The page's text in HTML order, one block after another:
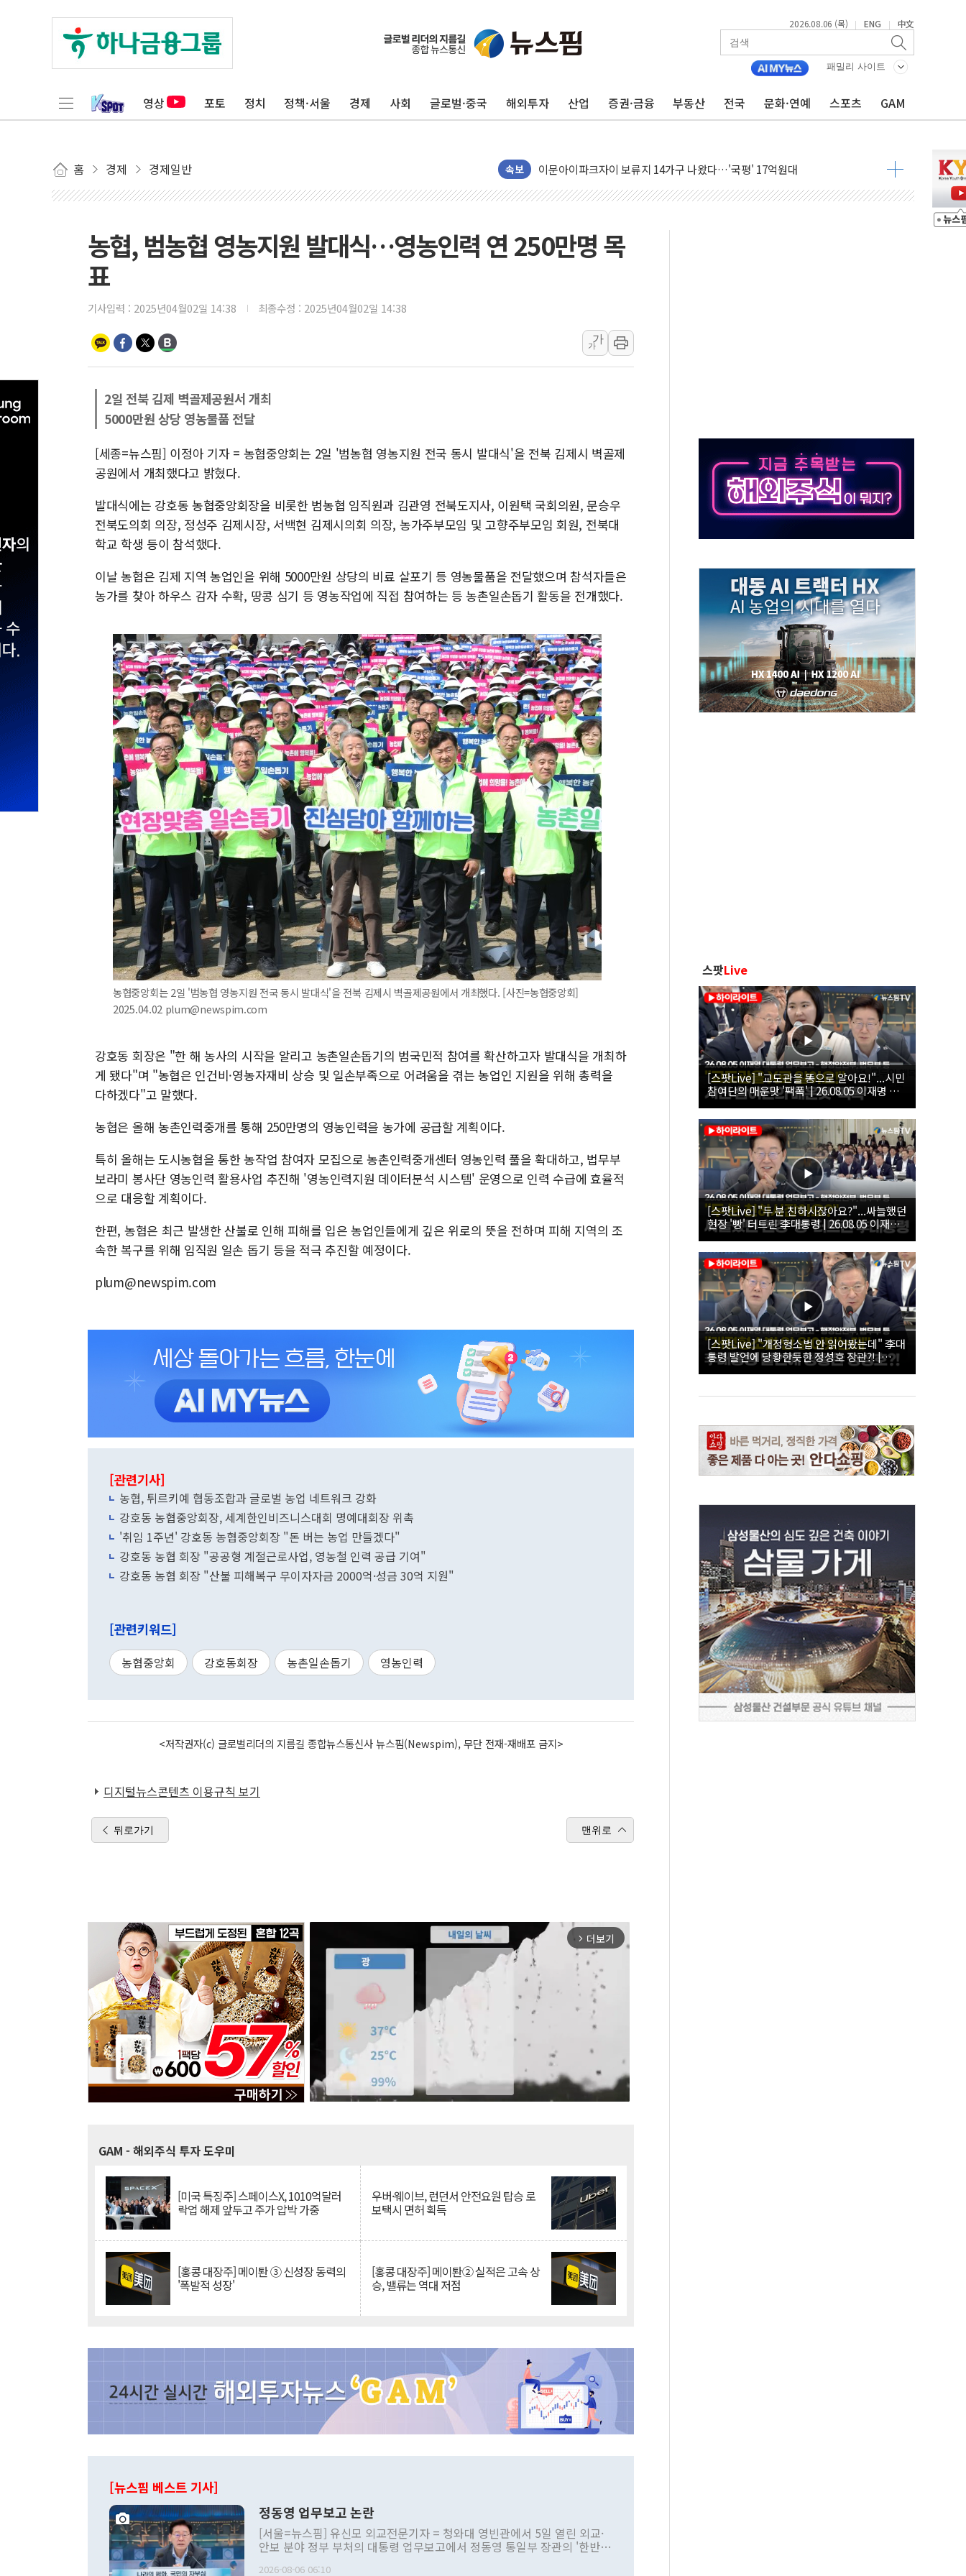
2026.08.06 (목) | ENG | 中文
패밀리 사이트
영상 포토 정치 정책·서울 경제 사회 글로벌·중국 해외투자 산업 증권·금융 부동산 전국 문화·연예 스포츠 GAM
홈 경제 경제일반 속보
아모레퍼시픽 에스트라, 유로모니터 선정 '한국 1위 더마 브랜드'
폭염이 부른 갈등…배달기사·카페 점주 '흉기 위협' 시비에 경찰 조사
샌디스크 매출 전망 기대 못미쳐... 시간외 거래에서 8% 하락
DL이앤씨, AI로 건설현장 위험 예측…안전관리 체계 전면 개편
스타벅스, 장애인 치료비 1억 기부
해수부, 신청사 부지 '부산 동구' 낙점…북항 1단계 재개발 부지에 짓는다
피알지에스앤텍, '스케일업 팁스 정책 지정형' 과제 선정
토스증권, 누적 가입자 수 1000만 명 돌파
라온시큐어, 정부 블록체인 특성화 대학 지원사업 수행기업 선정
대신증권, 네이버웹툰과 크레온 신규 고객 대상 이벤트 실시
이억원 금융위원장 '단일종목 레버리지 ETF' 관련 피고발
이지스자산운용, 옛 분당 롯데백화점 '복합 랜드마크'로 재조성
농협, 범농협 영농지원 발대식…영농인력 연 250만명 목
표
기사입력 : 2025년04월02일 14:38 최종수정 : 2025년04월02일 14:38
가
가
2일 전북 김제 벽골제공원서 개최
5000만원 상당 영농물품 전달
[세종=뉴스핌] 이정아 기자 = 농협중앙회는 2일 '범농협 영농지원 전국 동시 발대식'을 전북 김제시 벽골제
공원에서 개최했다고 밝혔다.
발대식에는 강호동 농협중앙회장을 비롯한 범농협 임직원과 김관영 전북도지사, 이원택 국회의원, 문승우
전북도의회 의장, 정성주 김제시장, 서백현 김제시의회 의장, 농가주부모임 및 고향주부모임 회원, 전북대
학교 학생 등이 참석했다.
이날 농협은 김제 지역 농업인을 위해 5000만원 상당의 비료 살포기 등 영농물품을 전달했으며 참석자들은
농가를 찾아 하우스 감자 수확, 땅콩 심기 등 영농작업에 직접 참여하는 등 농촌일손돕기 활동을 전개했다.
농협중앙회는 2일 '범농협 영농지원 전국 동시 발대식'을 전북 김제시 벽골제공원에서 개최했다. [사진=농협중앙회]
2025.04.02 plum@newspim.com
강호동 회장은 "한 해 농사의 시작을 알리고 농촌일손돕기의 범국민적 참여를 확산하고자 발대식을 개최하
게 됐다"며 "농협은 인건비·영농자재비 상승 및 일손부족으로 어려움을 겪는 농업인 지원을 위해 총력을
다하겠다"고 말했다.
농협은 올해 농촌인력중개를 통해 250만명의 영농인력을 농가에 공급할 계획이다.
특히 올해는 도시농협을 통한 농작업 참여자 모집으로 농촌인력중개센터 영농인력 풀을 확대하고, 법무부
보라미 봉사단 영농인력 활용사업 추진해 '영농인력지원 데이터분석 시스템' 운영으로 인력 수급에 효율적
으로 대응할 계획이다.
한편, 농협은 최근 발생한 산불로 인해 피해를 입은 농업인들에게 깊은 위로의 뜻을 전하며 피해 지역의 조
속한 복구를 위해 임직원 일손 돕기 등을 적극 추진할 예정이다.
plum@newspim.com
[관련기사]
농협, 튀르키예 협동조합과 글로벌 농업 네트워크 강화
강호동 농협중앙회장, 세계한인비즈니스대회 명예대회장 위촉
'취임 1주년' 강호동 농협중앙회장 "돈 버는 농업 만들겠다"
강호동 농협 회장 "공공형 계절근로사업, 영농철 인력 공급 기여"
강호동 농협 회장 "산불 피해복구 무이자자금 2000억·성금 30억 지원"
[관련키워드]
농협중앙회 강호동회장 농촌일손돕기 영농인력
<저작권자(c) 글로벌리더의 지름길 종합뉴스통신사 뉴스핌(Newspim), 무단 전재-재배포 금지>
디지털뉴스콘텐츠 이용규칙 보기
뒤로가기 맨위로
arrow_forward_ios 더보기
GAM - 해외주식 투자 도우미
[미국 특징주] 스페이스X, 1010억달러
락업 해제 앞두고 주가 압박 가중
우버·웨이브, 런던서 안전요원 탑승 로
보택시 면허 획득
[홍콩 대장주] 메이퇀 ③ 신성장 동력의
'폭발적 성장'
[홍콩 대장주] 메이퇀② 실적은 고속 상
승, 밸류는 역대 저점
[뉴스핌 베스트 기사]
정동영 업무보고 논란
[서울=뉴스핌] 유신모 외교전문기자 = 청와대 영빈관에서 5일 열린 외교·
안보 분야 정부 부처의 대통령 업무보고에서 정동영 통일부 장관의 '한반도
2026-08-06 06:10
스팟Live
[스팟Live] "교도관을 똥으로 알아요!"...시민
참여단의 매운맛 '팩폭' | 26.08.05 이재명 대
통령 업무보고 - 행정안전부, 법무부, 국무조
정실, 법제처, 인사혁신처
[스팟Live] "두 분 친하시잖아요?"...싸늘했던
현장 '빵' 터트린 李대통령 | 26.08.05 이재명
대통령 업무보고 - 행정안전부, 법무부 등
[스팟Live] "개정형소법 안 읽어봤는데" 李대
통령 발언에 당황한듯한 정성호 장관?! |
26.08.05 이재명 대통령 업무보고 - 행정안전